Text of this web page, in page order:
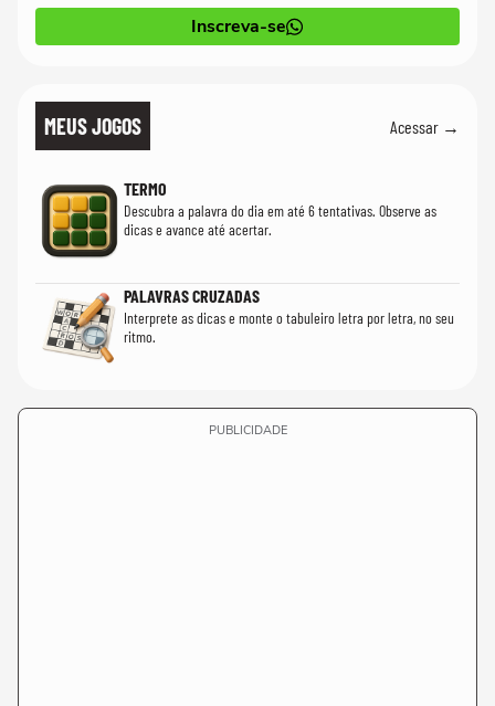
Inscreva-se
MEUS JOGOS Acessar →
TERMO
Descubra a palavra do dia em até 6 tentativas. Observe as
dicas e avance até acertar.
PALAVRAS CRUZADAS
Interprete as dicas e monte o tabuleiro letra por letra, no seu
ritmo.
PUBLICIDADE